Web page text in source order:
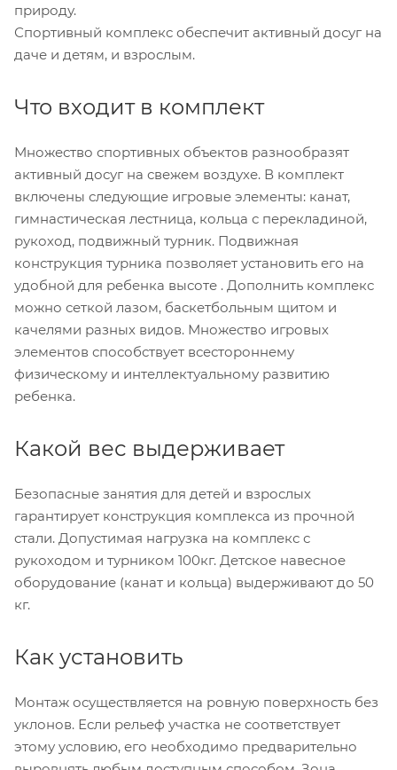
природу.
Спортивный комплекс обеспечит активный досуг на
даче и детям, и взрослым.
Что входит в комплект
Множество спортивных объектов разнообразят
активный досуг на свежем воздухе. В комплект
включены следующие игровые элементы: канат,
гимнастическая лестница, кольца с перекладиной,
рукоход, подвижный турник. Подвижная
конструкция турника позволяет установить его на
удобной для ребенка высоте . Дополнить комплекс
можно сеткой лазом, баскетбольным щитом и
качелями разных видов. Множество игровых
элементов способствует всестороннему
физическому и интеллектуальному развитию
ребенка.
Какой вес выдерживает
Безопасные занятия для детей и взрослых
гарантирует конструкция комплекса из прочной
стали. Допустимая нагрузка на комплекс с
рукоходом и турником 100кг. Детское навесное
оборудование (канат и кольца) выдерживают до 50
кг.
Как установить
Монтаж осуществляется на ровную поверхность без
уклонов. Если рельеф участка не соответствует
этому условию, его необходимо предварительно